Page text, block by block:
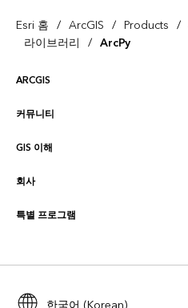
Esri 홈 / ArcGIS / Products /
라이브러리 / ArcPy
ARCGIS
ArcGIS Overview
매핑
ArcGIS Online
커뮤니티
Esri 커뮤니티
ArcGIS Blog
사용자 리서치 및 테스트
Esri Young Professionals Network
GIS 이해
GIS란?
로케이션 인텔리전스
교육
ArcUser
회사
Esri 정보
채용
특별 프로그램
ArcGIS for Student Use